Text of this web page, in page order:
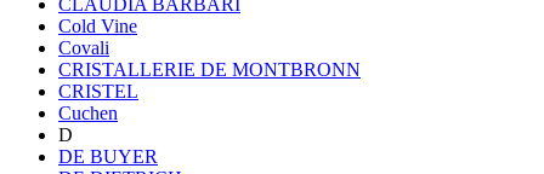
Cold Vine
Covali
CRISTALLERIE DE MONTBRONN
CRISTEL
Cuchen
D
DE BUYER